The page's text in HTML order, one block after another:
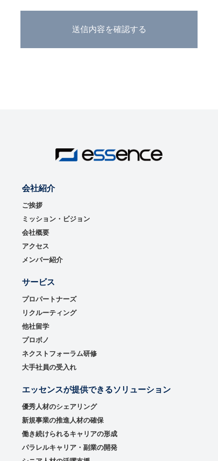
会社紹介
ご挨拶
ミッション・ビジョン
会社概要
アクセス
メンバー紹介
サービス
プロパートナーズ
リクルーティング
他社留学
プロボノ
ネクストフォーラム研修
大手社員の受入れ
エッセンスが提供できるソリューション
優秀⼈材のシェアリング
新規事業の推進⼈材の確保
働き続けられるキャリアの形成
パラレルキャリア・副業の開発